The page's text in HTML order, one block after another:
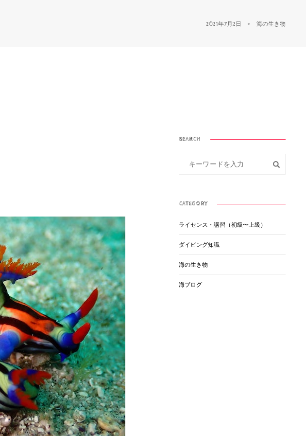
2021年7月2日 海の生き物
SEARCH
CATEGORY
ライセンス・講習（初級〜上級）
ダイビング知識
海の生き物
海ブログ